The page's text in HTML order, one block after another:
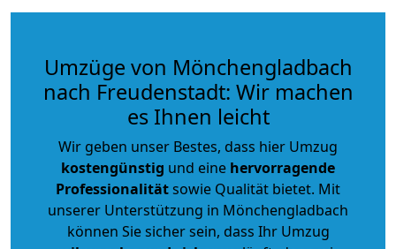
Umzüge von Mönchengladbach
nach Freudenstadt: Wir machen
es Ihnen leicht
Wir geben unser Bestes, dass hier Umzug
kostengünstig und eine hervorragende
Professionalitätsowie Qualität bietet. Mit
unserer Unterstützung in Mönchengladbach
können Sie sicher sein, dass Ihr Umzug